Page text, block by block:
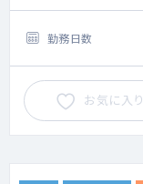
勤務日数
お気に入り